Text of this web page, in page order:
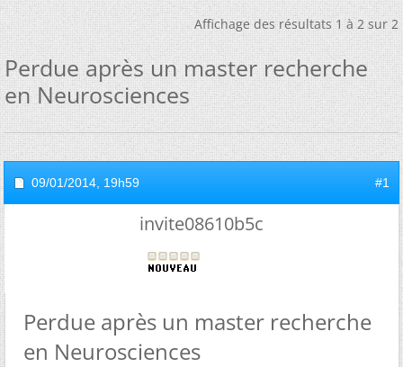
Affichage des résultats 1 à 2 sur 2
Perdue après un master recherche
en Neurosciences
09/01/2014, 19h59 #1
invite08610b5c
Perdue après un master recherche
en Neurosciences